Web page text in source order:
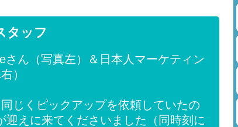
タッフ
ん（写真左）＆日本人マーケティン
）
じくピックアップを依頼していたの
迎えに来てくださいました（同時刻に